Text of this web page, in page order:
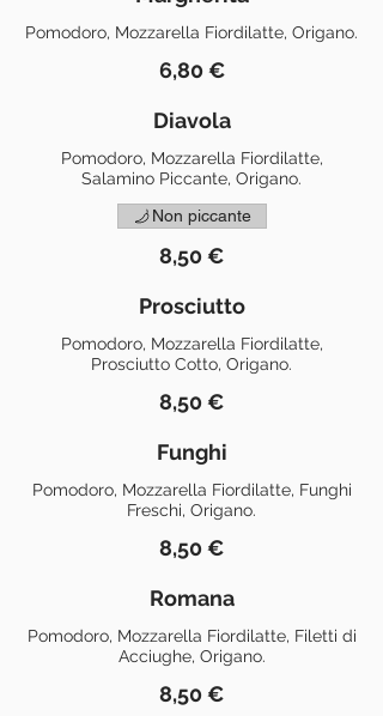
Pomodoro, Mozzarella Fiordilatte, Origano.
6,80 €
Diavola
Pomodoro, Mozzarella Fiordilatte,
Salamino Piccante, Origano.
8,50 €
Non piccante
Prosciutto
Pomodoro, Mozzarella Fiordilatte,
Prosciutto Cotto, Origano.
8,50 €
Funghi
Pomodoro, Mozzarella Fiordilatte, Funghi
Freschi, Origano.
8,50 €
Romana
Pomodoro, Mozzarella Fiordilatte, Filetti di
Acciughe, Origano.
8,50 €